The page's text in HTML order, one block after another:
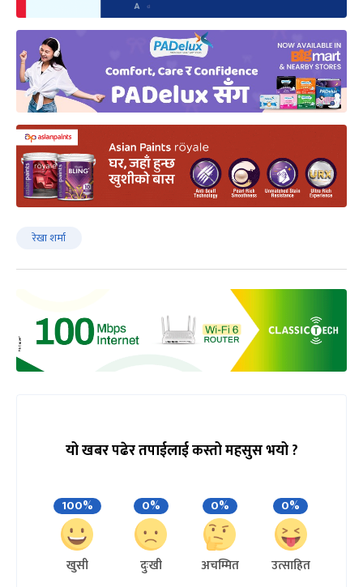
रेखा शर्मा
यो खबर पढेर तपाईलाई कस्तो महसुस भयो ?
100%
खुसी
0%
दुःखी
0%
अचम्मित
0%
उत्साहित